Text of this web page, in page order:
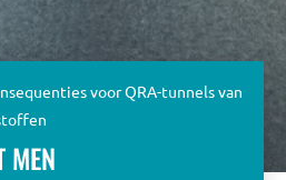
voor QRA-tunnels van
MEN